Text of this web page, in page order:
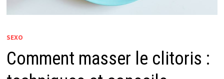
SEXO
Comment masser le clitoris :